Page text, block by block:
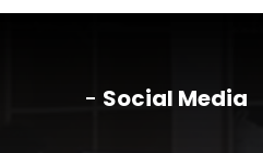
Social Media